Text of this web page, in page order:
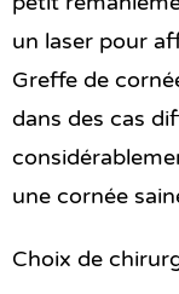
un laser pour
Greffe de
dans des cas
une cornée
Choix de